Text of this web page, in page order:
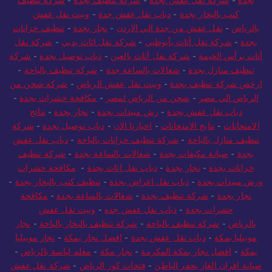
كنب بالبخار بجدة - دباب نقل عفش جدة - ونيت نقل عفش
بالرياض - نقل عفش من جدة الي الاردن - نجار بجدة - تنظيف خزانات
بجدة - شركة نقل أثاث بأبوظبي - شركة نقل اثاث بدبي - شركة نقل
أثاث برأس الخيمة - شركة نقل أثاث بالعين - دباب توصيل بجدة - شركة
تنظيف منازل بجدة - شغالات بالساعة جدة - شركة تنظيف بالباحة -
ارخص شركة تنظيف بجدة - ونيت نقل عفش الرياض - شركة شحن من
الرياض الي مصر - شحن من الرياض لمصر - مكافحة حشرات بجدة -
دباب نقل عفش بجدة - رش مبيدات بجدة - نجار بجدة - نتائج
الامتحانات - نتايج الامتحانات - اخبارنا الان - دباب توصيل بجدة - شركة
تنظيف منازل بالباحة - شركة تنظيف خزانات بالباحة - دباب نقل عفش
بجدة - صيانة مكيفات بجدة - شغالات بالساعة بجدة - شركة تنظيف
خزانات بجدة - نجار بجدة - دباب نقل اثاث بجدة - مكافحة حشرات
ورش مبيدات بجدة -دباب نقل اغراض بجدة -تنظيف كنب بالبخار بجدة -
نجار بجدة - شركة تنظيف بجدة - شغالات بالساعة بجدة - مكافحة
حشرات بجدة - دباب نقل عفش جده - ونيت نقل عفش
بالرياض - شركة تنظيف بالباحة - شركة تنظيف بالبخار بالباحة - نجار
موبيليا بمكة -دباب نقل عفش بجدة - افضل نجار بمكة - نجار موبيليا
بمكة - افضل نجار بمكة المكرمة - نجار مكة - معلم لياسة بالرياض -
صيانة افران الغاز بحفر الباطن - فتحات كور الرياض - شركة نقل عفش